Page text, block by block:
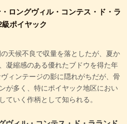
ロングヴィル・コンテス・ド・ラ
ポイヤック
天候不良で収量を落としたが、夏か
凝縮感のある優れたブドウを得た年
ィンテージの影に隠れがちだが、骨
が多く、特にポイヤック地区におい
ていく作柄として知られる。